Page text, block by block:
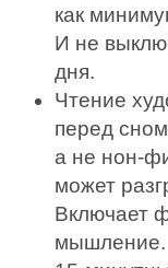
как
И не
дня.
Чтение
перед
а не нон-
может
Включает
мышление.